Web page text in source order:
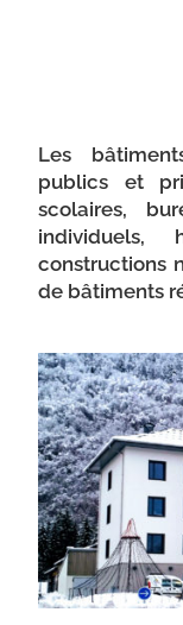
Les
publics et
scolaires,
constructions
de bâtiments